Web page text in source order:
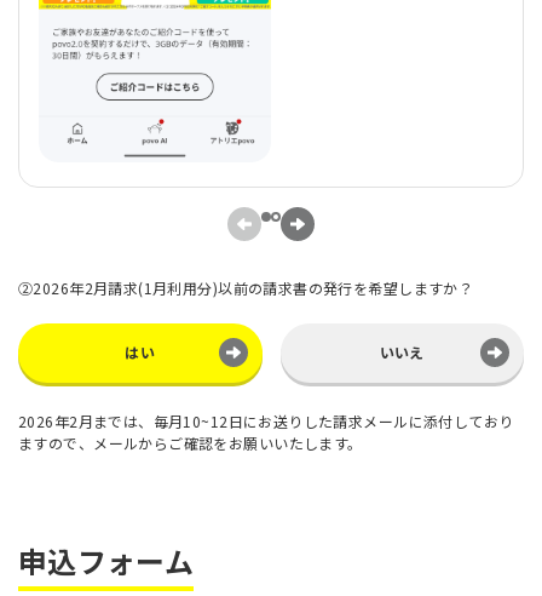
②2026年2月請求(1月利用分)以前の請求書の発行を希望しますか？
はい いいえ
2026年2月までは、毎月10~12日にお送りした請求メールに添付しており
ますので、メールからご確認をお願いいたします。
申込フォーム